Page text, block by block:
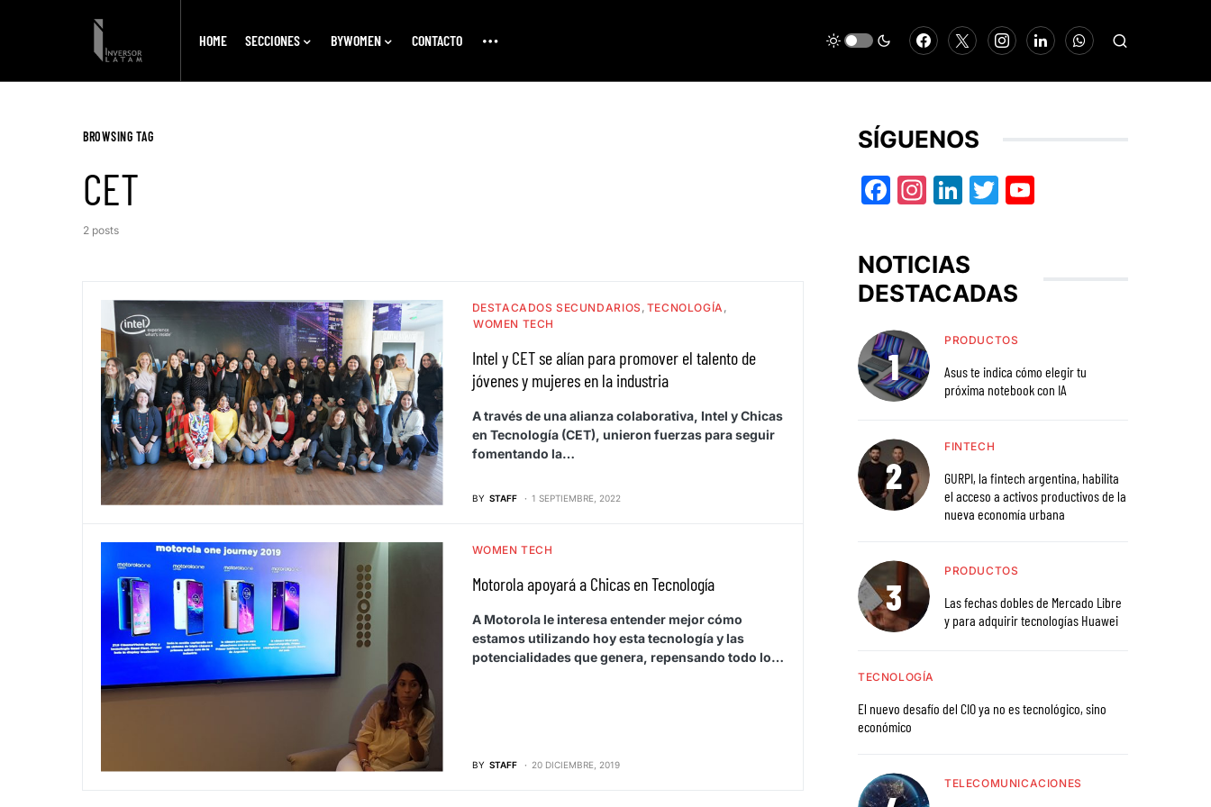
HOME SECCIONES BYWOMEN CONTACTO
BROWSING TAG
CET
2 posts
DESTACADOS SECUNDARIOS TECNOLOGÍA
WOMEN TECH
Intel y CET se alían para promover el talento de
jóvenes y mujeres en la industria
A través de una alianza colaborativa, Intel y Chicas
en Tecnología (CET), unieron fuerzas para seguir
fomentando la…
BY STAFF 1 SEPTIEMBRE, 2022
WOMEN TECH
Motorola apoyará a Chicas en Tecnología
A Motorola le interesa entender mejor cómo
estamos utilizando hoy esta tecnología y las
potencialidades que genera, repensando todo lo…
BY STAFF 20 DICIEMBRE, 2019
SÍGUENOS
Facebook
Instagram
LinkedIn
Twitter
NOTICIAS
DESTACADAS
PRODUCTOS
Asus te indica cómo elegir tu
próxima notebook con IA
FINTECH
GURPI, la fintech argentina, habilita
el acceso a activos productivos de la
nueva economía urbana
PRODUCTOS
Las fechas dobles de Mercado Libre
y para adquirir tecnologías Huawei
TECNOLOGÍA
El nuevo desafío del CIO ya no es tecnológico, sino
económico
TELECOMUNICACIONES